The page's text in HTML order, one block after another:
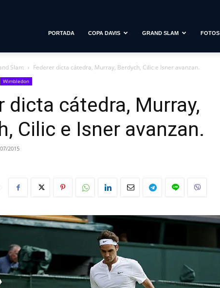
PORTADA COPA DAVIS GRAND SLAM FOTOS
Slam Federer dicta cátedra, Murray, Berdych, Cilic e Isner avanzan.
Wimbledon
dicta cátedra, Murray,
Cilic e Isner avanzan.
2015